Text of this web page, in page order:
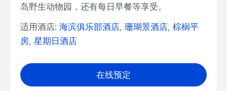
岛野生动物园，还有每日早餐等享受。
适用酒店: 海滨俱乐部酒店, 珊瑚景酒店, 棕榈平
房, 星期日酒店
在线预定